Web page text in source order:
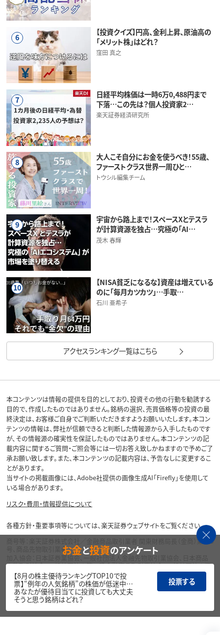
6
【投資クイズ】円高、金利上昇、原油高の
「メリット株」はどれ？
窪田 真之
7
日経平均株価は一時6万0,488円まで
下落…この先は？個人投資家2…
楽天証券経済研究所
8
大人こそ自分にお金を使うべき！55歳、
ファーストクラス世界一周ひと…
トウシル編集チーム
9
宇宙から路上まで！スペースXとテスラ
が計算資源を独占…究極の「AI…
茂木 春輝
10
【NISA貧乏になるな】資産は増えている
のに「毎月カツカツ」…手取…
石川 亜希子
アクセスランキング一覧はこちら
本コンテンツは情報の提供を目的としており、投資その他の行動を勧誘する
目的で、作成したものではありません。銘柄の選択、売買価格等の投資の最
終決定は、お客様ご自身でご判断いただきますようお願いいたします。本コン
テンツの情報は、弊社が信頼できると判断した情報源から入手したものです
が、その情報源の確実性を保証したものではありません。本コンテンツの記
載内容に関するご質問・ご照会等には一切お答え致しかねますので予めご了
承お願い致します。また、本コンテンツの記載内容は、予告なしに変更するこ
とがあります。
当サイトの掲載画像には、Adobe社提供の画像生成AI「Firefly」を使用して
いる場合があります。
リスク・費用・情報提供について
各種方針・重要事項等については、楽天証券ウェブサイトをご覧ください。
商号等：楽天証券株式会社／金融商品取引業者 関東財務局長（金商）第195
号、商品先物取引業者
加入協会：日本証券業協会、一般社団法人金融先物取引業協会、日本商品
先物取引協会、一般社団法人第二種金融商品取引業協会、一般社団法人資
産運用業協会
Copyright©
1999-2026 Rakuten Securities, Inc. All
お金と投資のアンケート
【8月の株主優待ランキングTOP10で投
票】“例年の人気銘柄”の株価が低迷中…
あなたが優待目当てに投資しても大丈夫
そうと思う銘柄はどれ？
投票する